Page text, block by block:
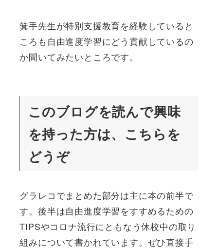
箕手先生が特別支援教育を経験していると
ころも自由進度学習にどう貢献しているの
か聞いてみたいところです。
このブログを読んで興味
を持った方は、こちらを
どうぞ
グラレコでまとめた部分は主に本の前半で
す。後半は自由進度学習をすすめるための
TIPSやコロナ流行にともなう休校中の取り
組みについて書かれています。ぜひ直接手